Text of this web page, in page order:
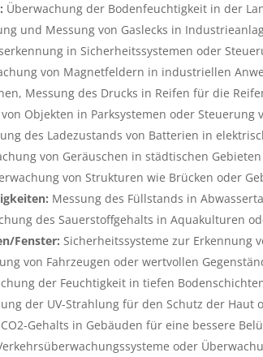
Überwachung der Bodenfeuchtigkeit in der
und Messung von Gaslecks in
in Sicherheitssystemen oder
von Magnetfeldern in industriellen
Messung des Drucks in Reifen für die
Objekten in Parksystemen oder Steuerung
des Ladezustands von Batterien in
von Geräuschen in städtischen
von Strukturen wie Brücken oder
Messung des Füllstands in
des Sauerstoffgehalts in Aquakulturen
Fenster: Sicherheitssysteme zur Erkennung
von Fahrzeugen oder wertvollen
der Feuchtigkeit in tiefen
der UV-Strahlung für den Schutz der Haut
Gehalts in Gebäuden für eine bessere
oder